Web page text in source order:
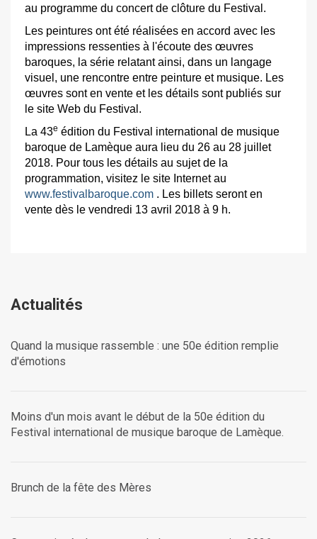
au programme du concert de clôture du Festival.
Les peintures ont été réalisées en accord avec les
impressions ressenties à l'écoute des œuvres
baroques, la série relatant ainsi, dans un langage
visuel, une rencontre entre peinture et musique. Les
œuvres sont en vente et les détails sont publiés sur
le site Web du Festival.
La 43e édition du Festival international de musique
baroque de Lamèque aura lieu du 26 au 28 juillet
2018. Pour tous les détails au sujet de la
programmation, visitez le site Internet au
www.festivalbaroque.com . Les billets seront en
vente dès le vendredi 13 avril 2018 à 9 h.
Actualités
Quand la musique rassemble : une 50e édition remplie
d'émotions
Moins d'un mois avant le début de la 50e édition du
Festival international de musique baroque de Lamèque.
Brunch de la fête des Mères